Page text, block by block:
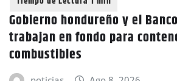
Gobierno hondureño y el
trabajan en fondo para
combustibles